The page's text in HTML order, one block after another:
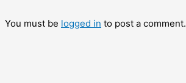
You must be logged in to post a comment.